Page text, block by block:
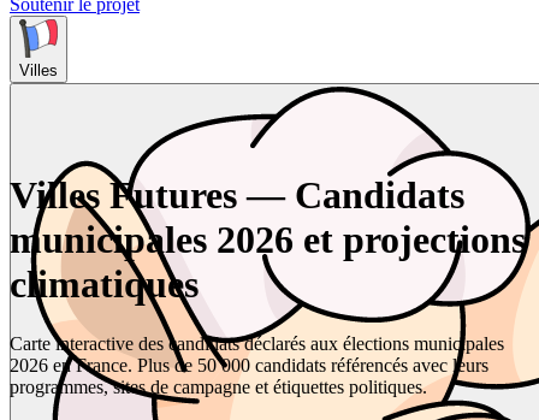
Soutenir le projet
Villes
Villes Futures — Candidats
municipales 2026 et projections
climatiques
Carte interactive des candidats déclarés aux élections municipales
2026 en France. Plus de 50 000 candidats référencés avec leurs
programmes, sites de campagne et étiquettes politiques.